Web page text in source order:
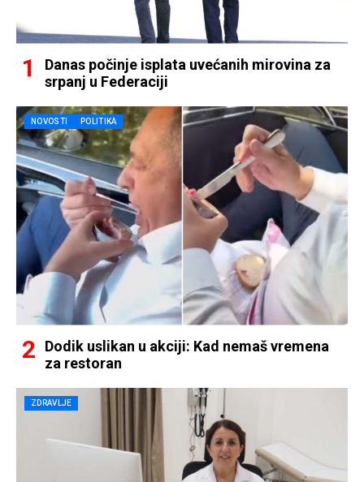
Danas počinje isplata uvećanih mirovina za
srpanj u Federaciji
NOVOSTI POLITIKA
Dodik uslikan u akciji: Kad nemaš vremena
za restoran
ZDRAVLJE